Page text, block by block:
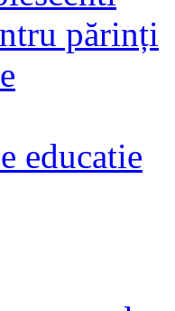
părinți
educatie